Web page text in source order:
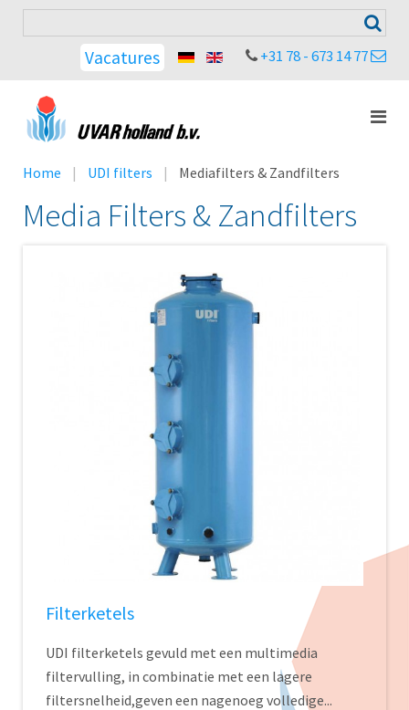
Vacatures +31 78 - 673 14 77
Home UDI filters Mediafilters & Zandfilters
Media Filters & Zandfilters
Filterketels
UDI filterketels gevuld met een multimedia
filtervulling, in combinatie met een lagere
filtersnelheid,geven een nagenoeg volledige...